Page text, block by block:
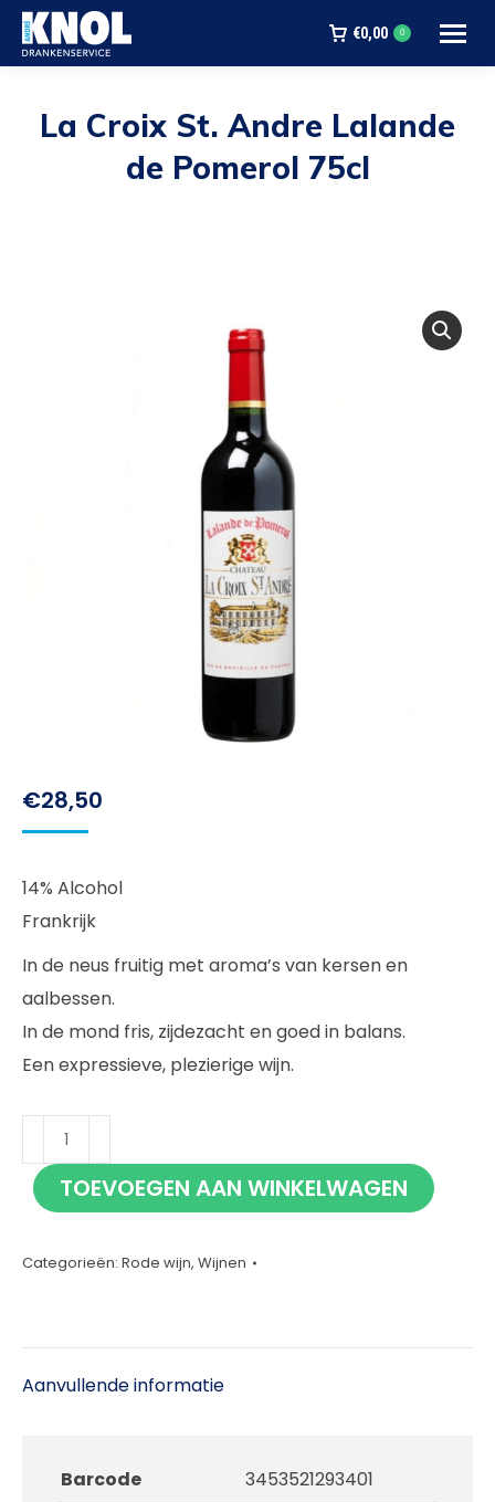
€0,00 0
La Croix St. Andre Lalande
de Pomerol 75cl
€28,50
14% Alcohol
Frankrijk
In de neus fruitig met aroma’s van kersen en
aalbessen.
In de mond fris, zijdezacht en goed in balans.
Een expressieve, plezierige wijn.
Croix
St.
Lalande
aantal
TOEVOEGEN AAN WINKELWAGEN
Categorieën: Rode wijn, Wijnen
Aanvullende informatie
Barcode 3453521293401